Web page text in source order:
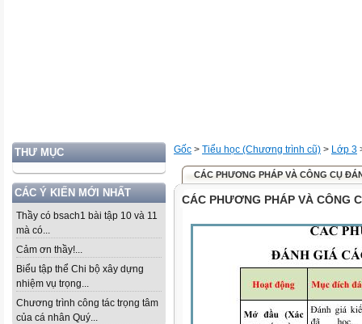
THƯ MỤC
CÁC Ý KIẾN MỚI NHẤT
Thầy có bsach1 bài tập 10 và 11
mà có...
Cảm ơn thầy!...
Biểu tập thể Chi bộ xây dựng
nhiệm vụ trọng...
Chương trình công tác trọng tâm
của cá nhân Quý...
Gốc > Tiểu học (Chương trình cũ) > Lớp 3
CÁC PHƯƠNG PHÁP VÀ CÔNG CỤ
CÁC PHƯƠNG PHÁP VÀ CÔNG